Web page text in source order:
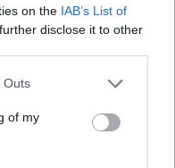
on the IAB’s List of
disclose it to other
one or more Google
You may click to
its third-party tags to
in below Google
Outs
of my